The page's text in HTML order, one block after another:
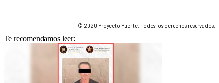
© 2020 Proyecto Puente. Todos los derechos reservados.
Te recomendamos leer: